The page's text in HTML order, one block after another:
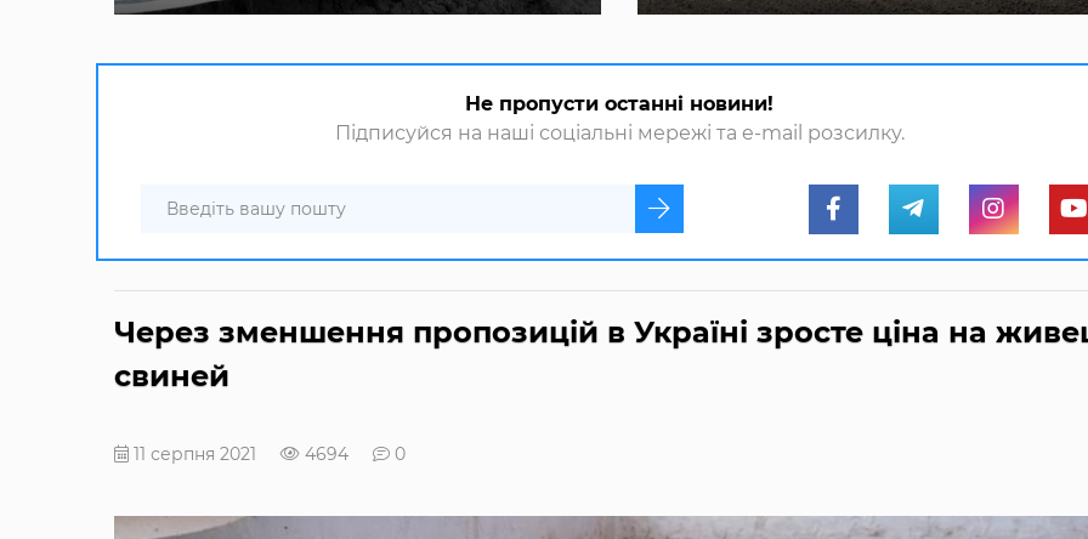
Не пропусти останні новини!
Підписуйся на наші соціальні мережі та e-mail розсилку.
Через зменшення пропозицій в Україні зросте ціна на
свиней
11 серпня 2021 4694 0